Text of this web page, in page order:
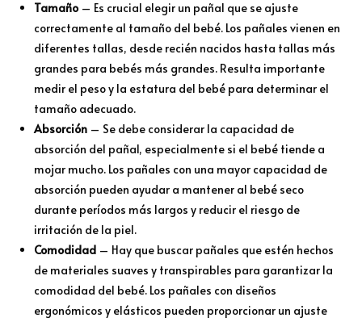
Tamaño – Es crucial elegir un pañal que se ajuste
correctamente al tamaño del bebé. Los pañales vienen en
diferentes tallas, desde recién nacidos hasta tallas más
grandes para bebés más grandes. Resulta importante
medir el peso y la estatura del bebé para determinar el
tamaño adecuado.
Absorción – Se debe considerar la capacidad de
absorción del pañal, especialmente si el bebé tiende a
mojar mucho. Los pañales con una mayor capacidad de
absorción pueden ayudar a mantener al bebé seco
durante períodos más largos y reducir el riesgo de
irritación de la piel.
Comodidad – Hay que buscar pañales que estén hechos
de materiales suaves y transpirables para garantizar la
comodidad del bebé. Los pañales con diseños
ergonómicos y elásticos pueden proporcionar un ajuste